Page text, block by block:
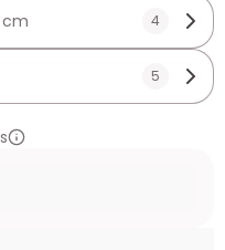
cm 4
5